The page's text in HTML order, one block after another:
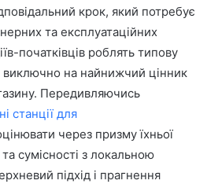
крок, який потребує
та експлуатаційних
початківців роблять типову
виключно на найнижчий цінник
Передивляючись
станції для
через призму їхньої
сумісності з локальною
підхід і прагнення